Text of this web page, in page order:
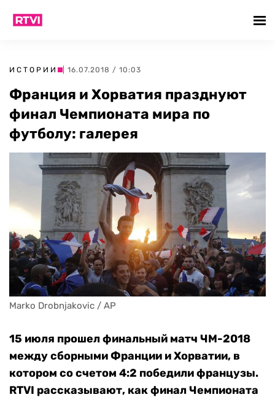
ИСТОРИИ | 16.07.2018 / 10:03
Франция и Хорватия празднуют
финал Чемпионата мира по
футболу: галерея
Marko Drobnjakovic / AP
15 июля прошел финальный матч ЧМ-2018
между сборными Франции и Хорватии, в
котором со счетом 4:2 победили французы.
RTVI рассказывают, как финал Чемпионата